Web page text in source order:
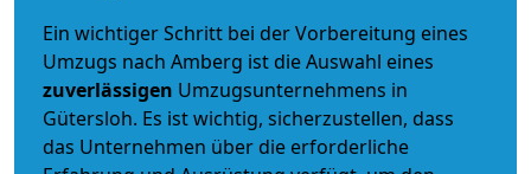
Ein wichtiger Schritt bei der Vorbereitung eines
Umzugs nach Amberg ist die Auswahl eines
zuverlässigen Umzugsunternehmens in
Gütersloh. Es ist wichtig, sicherzustellen, dass
das Unternehmen über die erforderliche